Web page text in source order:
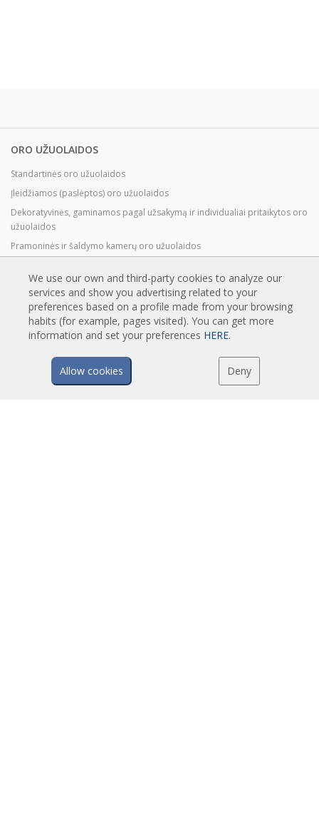
ORO UŽUOLAIDOS
Standartinės oro užuolaidos
Įleidžiamos (paslėptos) oro užuolaidos
Dekoratyvinės, gaminamos pagal užsakymą ir individualiai pritaikytos oro
užuolaidos
Pramoninės ir šaldymo kamerų oro užuolaidos
Oro užuolaidos apsaugančios nuo vabzdžių
Energiją taupančios oro užuolaidos su šilumos siurbliu
Oro užuolaidos su dezinfekavimo ir valymo sistema
Ekonomiškos oro užuolaidos
TECHNOLOGIJA
We use our own and third-party cookies to analyze our
services and show you advertising related to your
preferences based on a profile made from your browsing
habits (for example, pages visited). You can get more
information and set your preferences HERE.
Allow cookies Deny